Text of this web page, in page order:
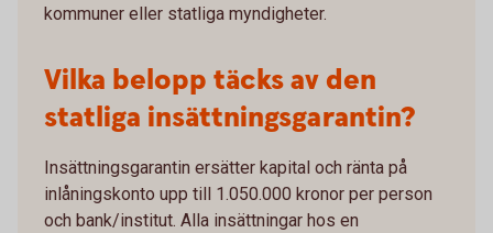
kommuner eller statliga myndigheter.
Vilka belopp täcks av den
statliga insättningsgarantin?
Insättningsgarantin ersätter kapital och ränta på
inlåningskonto upp till 1.050.000 kronor per person
och bank/institut. Alla insättningar hos en